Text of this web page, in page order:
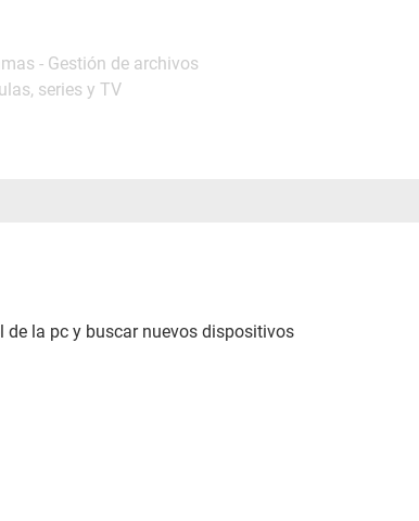
- Gestión de archivos
series y TV
la pc y buscar nuevos dispositivos